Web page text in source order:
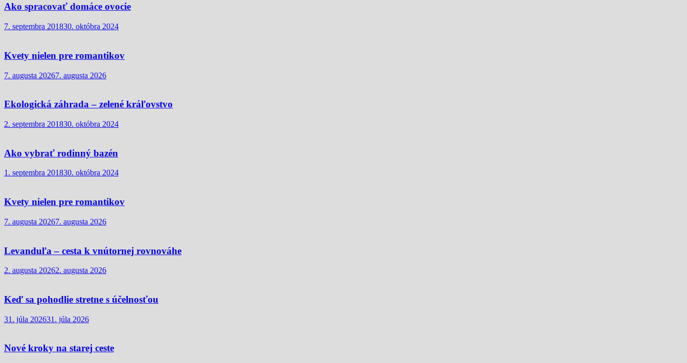
Ako spracovať domáce ovocie
7. septembra 201830. októbra 2024
Kvety nielen pre romantikov
7. augusta 20267. augusta 2026
Ekologická záhrada – zelené kráľovstvo
2. septembra 201830. októbra 2024
Ako vybrať rodinný bazén
1. septembra 201830. októbra 2024
Kvety nielen pre romantikov
7. augusta 20267. augusta 2026
Levanduľa – cesta k vnútornej rovnováhe
2. augusta 20262. augusta 2026
Keď sa pohodlie stretne s účelnosťou
31. júla 202631. júla 2026
Nové kroky na starej ceste